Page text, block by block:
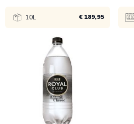
10L € 189,95
Bekijk product
€ 189,95